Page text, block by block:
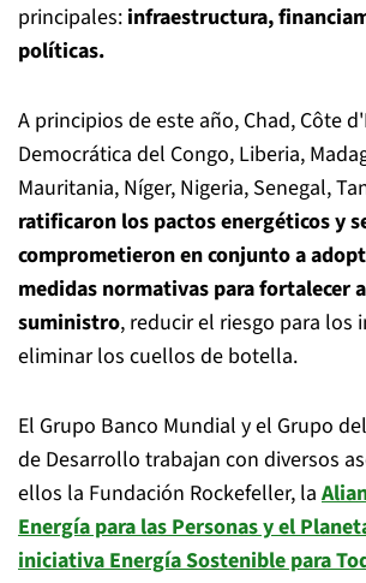
principales: infraestructura,
políticas.
A principios de este año, Chad, Côte
Democrática del Congo, Liberia,
Mauritania, Níger, Nigeria, Senegal,
ratificaron los pactos energéticos y
comprometieron en conjunto a
medidas normativas para fortalecer
suministro, reducir el riesgo para los
eliminar los cuellos de botella.
El Grupo Banco Mundial y el Grupo
de Desarrollo trabajan con diversos
ellos la Fundación Rockefeller, la
Energía para las Personas y el
iniciativa Energía Sostenible para